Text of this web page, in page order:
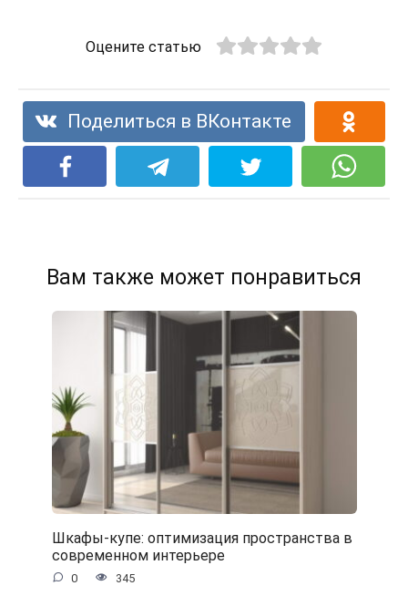
Оцените статью
Поделиться в ВКонтакте
Вам также может понравиться
Шкафы-купе: оптимизация пространства в
современном интерьере
0 345